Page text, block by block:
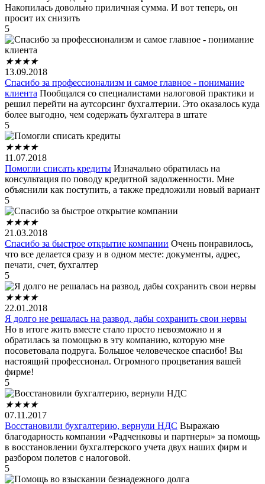
Накопилась довольно приличная сумма. И вот теперь, он
просит их снизить
5
★★★★
13.09.2018
Спасибо за профессионализм и самое главное - понимание
клиента Пообщался со специалистами налоговой практики и
решил перейти на аутсорсинг бухгалтерии. Это оказалось куда
более выгодно, чем содержать бухгалтера в штате
5
★★★★
11.07.2018
Помогли списать кредиты Изначально обратилась на
консультация по поводу кредитной задолженности. Мне
объяснили как поступить, а также предложили новый вариант
5
★★★★
21.03.2018
Спасибо за быстрое открытие компании Очень понравилось,
что все делается сразу и в одном месте: документы, адрес,
печати, счет, бухгалтер
5
★★★★
22.01.2018
Я долго не решалась на развод, дабы сохранить свои нервы
Но в итоге жить вместе стало просто невозможно и я
обратилась за помощью в эту компанию, которую мне
посоветовала подруга. Большое человеческое спасибо! Вы
настоящий профессионал. Огромного процветания вашей
фирме!
5
★★★★
07.11.2017
Восстановили бухгалтерию, вернули НДС Выражаю
благодарность компании «Радченковы и партнеры» за помощь
в восстановлении бухгалтерского учета двух наших фирм и
разбором полетов с налоговой.
5